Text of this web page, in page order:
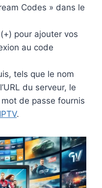
Codes » dans le
pour ajouter vos
au code
tels que le nom
du serveur, le
de passe fournis
.